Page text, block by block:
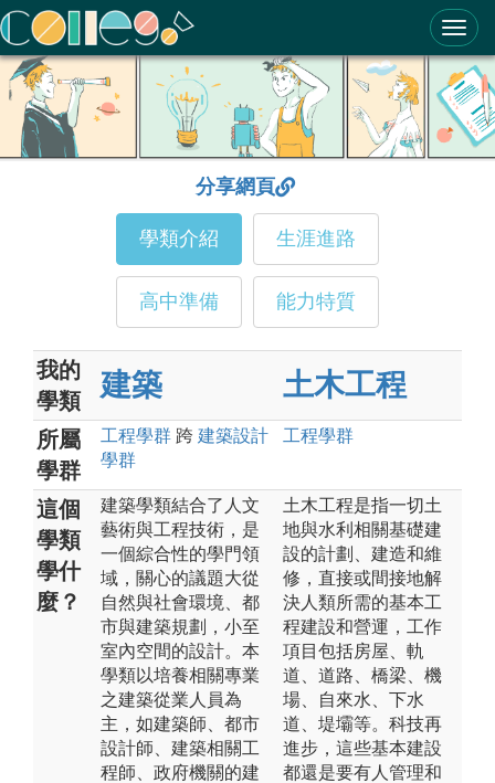
ColleGo! 大學選才與高中育才輔助系統
分享網頁
學類介紹 生涯進路
高中準備 能力特質
我的
學類
建築 土木工程
所屬
學群
工程學群 跨 建築設計
學群
工程學群
這個
學類
學什
麼？
建築學類結合了人文
藝術與工程技術，是
一個綜合性的學門領
域，關心的議題大從
自然與社會環境、都
市與建築規劃，小至
室內空間的設計。本
學類以培養相關專業
之建築從業人員為
主，如建築師、都市
設計師、建築相關工
程師、政府機關的建
土木工程是指一切土
地與水利相關基礎建
設的計劃、建造和維
修，直接或間接地解
決人類所需的基本工
程建設和營運，工作
項目包括房屋、軌
道、道路、橋梁、機
場、自來水、下水
道、堤壩等。科技再
進步，這些基本建設
都還是要有人管理和